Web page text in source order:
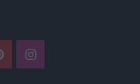
PinterestInstagram